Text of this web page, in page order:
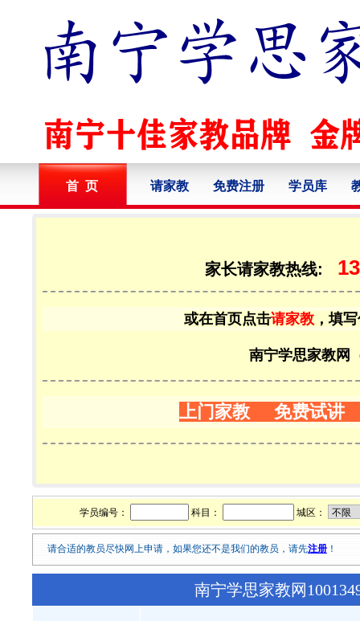
首 页 请家教 免费注册 学员库
家长请家教热线:
或在首页点击请家教 ，填
南宁学思家教网
上门家教 免费试讲
学员编号： 科目： 城区：
请合适的教员尽快网上申请，如果您还不是我们的教员，请先注册 ！
南宁学思家教网